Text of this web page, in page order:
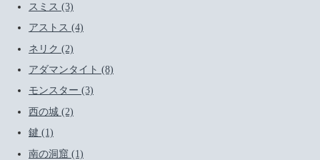
スミス (3)
アストス (4)
ネリク (2)
アダマンタイト (8)
モンスター (3)
西の城 (2)
鍵 (1)
南の洞窟 (1)